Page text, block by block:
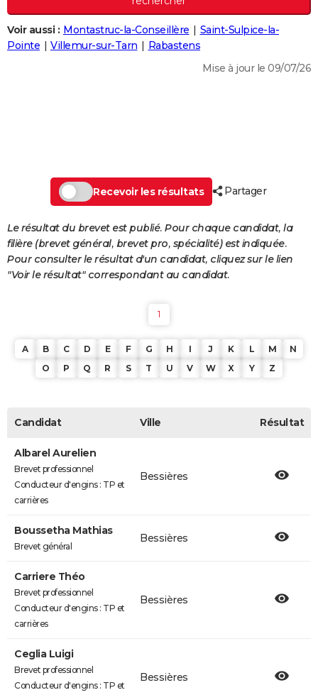
BONS PLANS
Se connecter
Primaires
Universités
Entreprises
Service militaire
Avis de recherche
AVIS DE DÉCÈS
Bricolage
Lifestyle
Culture
Sport
Auto
Television
Voyage
Cinema
Voir aussi : Montastruc-la-Conseillère
Saint-Sulpice-la-
Pointe
Villemur-sur-Tarn
Rabastens
Mise à jour le 09/07/26
Recevoir les résultats Partager
Le résultat du brevet est publié. Pour chaque candidat, la
filière (brevet général, brevet pro, spécialité) est indiquée.
Pour consulter le résultat d'un candidat, cliquez sur le lien
"Voir le résultat" correspondant au candidat.
1
A B C D E F G H I J K L M
N
O
P Q R S T U V W X Y Z
Candidat Ville Résultat
Albarel Aurelien
Brevet professionnel
Conducteur d'engins : TP et
carrières
Bessières
Boussetha Mathias
Brevet général
Bessières
Carriere Théo
Brevet professionnel
Conducteur d'engins : TP et
carrières
Bessières
Ceglia Luigi
Brevet professionnel
Conducteur d'engins : TP et
Bessières